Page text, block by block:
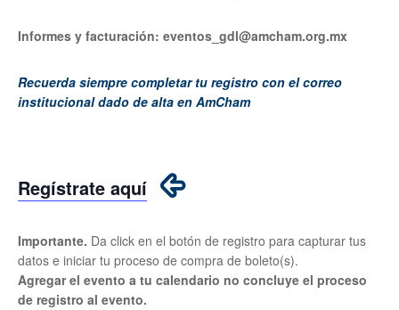
Informes y facturación: eventos_gdl@amcham.org.mx
Recuerda siempre completar tu registro con el correo
institucional dado de alta en AmCham
Regístrate aquí
Importante. Da click en el botón de registro para capturar tus
datos e iniciar tu proceso de compra de boleto(s).
Agregar el evento a tu calendario no concluye el proceso
de registro al evento.